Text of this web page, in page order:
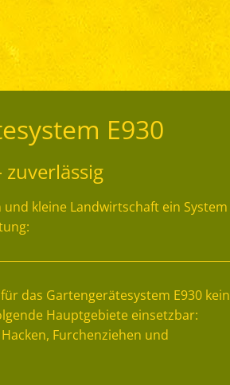
E930
kleine Landwirtschaft ein System
das Gartengerätesystem E930 kein
Hauptgebiete einsetzbar:
Furchenziehen und